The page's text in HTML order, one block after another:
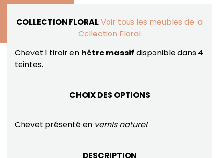
COLLECTION FLORALVoir tous les meubles de la
Collection Floral
Chevet 1 tiroir en hêtre massif disponible dans 4
teintes.
CHOIX DES OPTIONS
Chevet présenté envernis naturel
DESCRIPTION